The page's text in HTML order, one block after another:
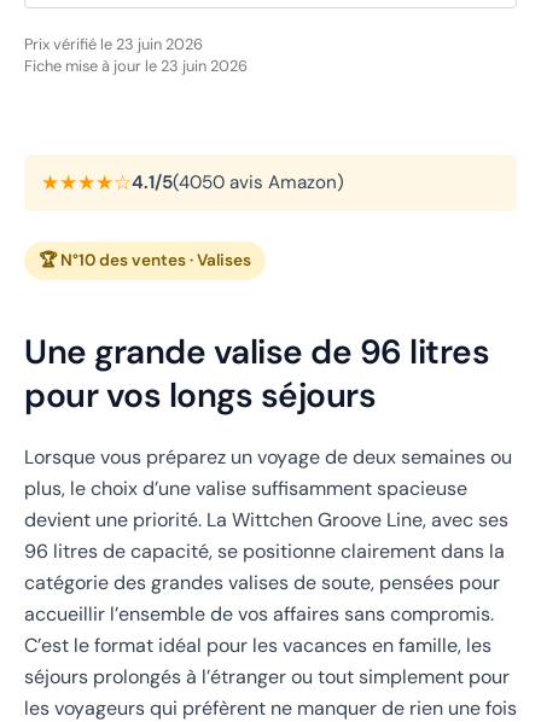
Prix vérifié le 23 juin 2026
Fiche mise à jour le 23 juin 2026
★★★★☆4.1/5(4050 avis Amazon)
🏆 N°10 des ventes · Valises
Une grande valise de 96 litres
pour vos longs séjours
Lorsque vous préparez un voyage de deux semaines ou
plus, le choix d’une valise suffisamment spacieuse
devient une priorité. La Wittchen Groove Line, avec ses
96 litres de capacité, se positionne clairement dans la
catégorie des grandes valises de soute, pensées pour
accueillir l’ensemble de vos affaires sans compromis.
C’est le format idéal pour les vacances en famille, les
séjours prolongés à l’étranger ou tout simplement pour
les voyageurs qui préfèrent ne manquer de rien une fois